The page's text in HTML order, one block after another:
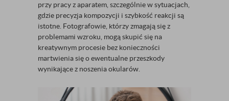
przy pracy z aparatem, szczególnie w sytuacjach,
gdzie precyzja kompozycji i szybkość reakcji są
istotne. Fotografowie, którzy zmagają się z
problemami wzroku, mogą skupić się na
kreatywnym procesie bez konieczności
martwienia się o ewentualne przeszkody
wynikające z noszenia okularów.